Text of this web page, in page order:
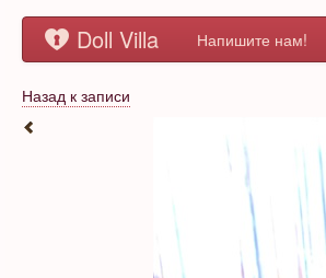
Doll Villa Напишите нам!
Назад к записи